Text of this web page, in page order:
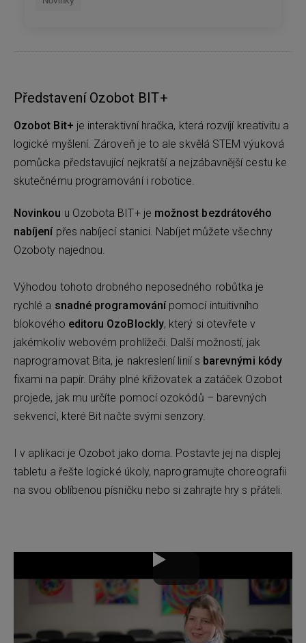
Představení Ozobot BIT+
Ozobot Bit+ je interaktivní hračka, která rozvíjí kreativitu a
logické myšlení. Zároveň je to ale skvělá STEM výuková
pomůcka představující nejkratší a nejzábavnější cestu ke
skutečnému programování i robotice.
Novinkou u Ozobota BIT+ je možnost bezdrátového
nabíjenípřes nabíjecí stanici. Nabíjet můžete všechny
Ozoboty najednou.
Výhodou tohoto drobného neposedného robůtka je
rychlé a snadné programovánípomocí intuitivního
blokového editoru OzoBlockly, který si otevřete v
jakémkoliv webovém prohlížeči. Další možností, jak
naprogramovat Bita, je nakreslení linií s barevnými kódy
fixami na papír. Dráhy plné křižovatek a zatáček Ozobot
projede, jak mu určíte pomocí ozokódů – barevných
sekvencí, které Bit načte svými senzory.
I v aplikaci je Ozobot jako doma. Postavte jej na displej
tabletu a řešte logické úkoly, naprogramujte choreografii
na svou oblíbenou písničku nebo si zahrajte hry s přáteli.